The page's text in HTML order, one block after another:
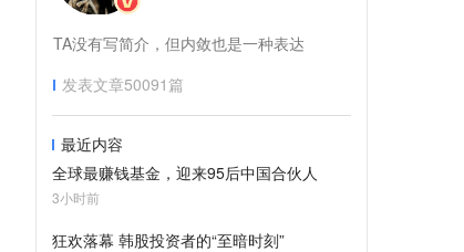
TA没有写简介，但内敛也是一种表达
发表文章50091篇
最近内容
全球最赚钱基金，迎来95后中国合伙人
3小时前
狂欢落幕 韩股投资者的“至暗时刻”